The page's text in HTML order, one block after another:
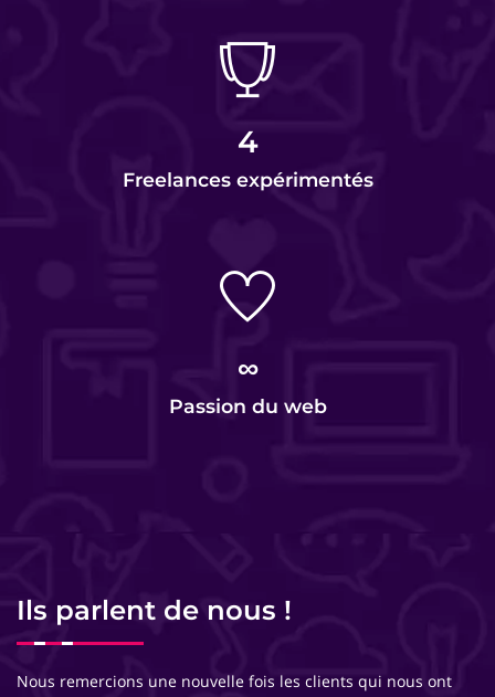
4
Freelances expérimentés
∞
Passion du web
Ils parlent de nous !
Nous remercions une nouvelle fois les clients qui nous ont